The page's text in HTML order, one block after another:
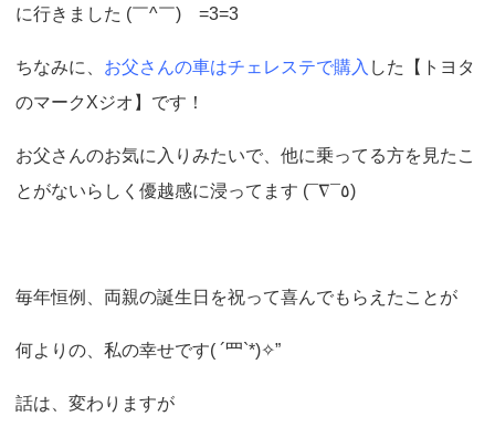
に行きました (￣^￣)ゞ=3=3
ちなみに、 お父さんの車はチェレステで購入 した【トヨタ
のマークXジオ】です！
お父さんのお気に入りみたいで、他に乗ってる方を見たこ
とがないらしく優越感に浸ってます (¯∇¯٥)
毎年恒例、両親の誕生日を祝って喜んでもらえたことが
何よりの、私の幸せです( ´罒`*)✧”
話は、変わりますが